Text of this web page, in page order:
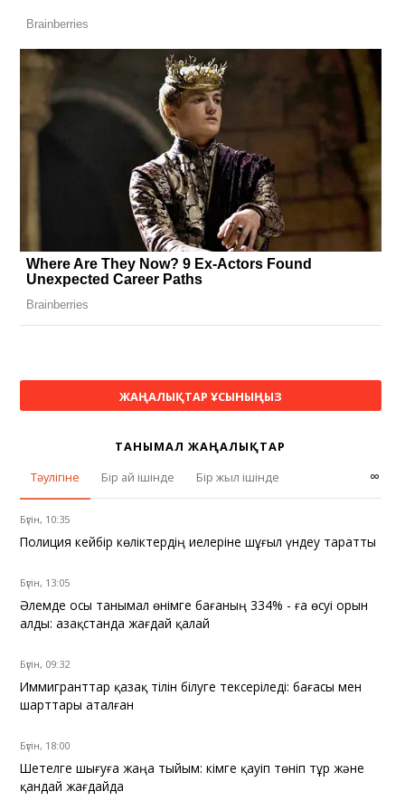
ЖАҢАЛЫҚТАР ҰСЫНЫҢЫЗ
ТАНЫМАЛ ЖАҢАЛЫҚТАР
Тәулігіне
Бір ай ішінде Бір жыл ішінде ∞
Бүгін, 10:35
Полиция кейбір көліктердің иелеріне шұғыл үндеу таратты
Бүгін, 13:05
Әлемде осы танымал өнімге бағаның 334% - ға өсуі орын
алды: Қазақстанда жағдай қалай
Бүгін, 09:32
Иммигранттар қазақ тілін білуге тексеріледі: бағасы мен
шарттары аталған
Бүгін, 18:00
Шетелге шығуға жаңа тыйым: кімге қауіп төніп тұр және
қандай жағдайда